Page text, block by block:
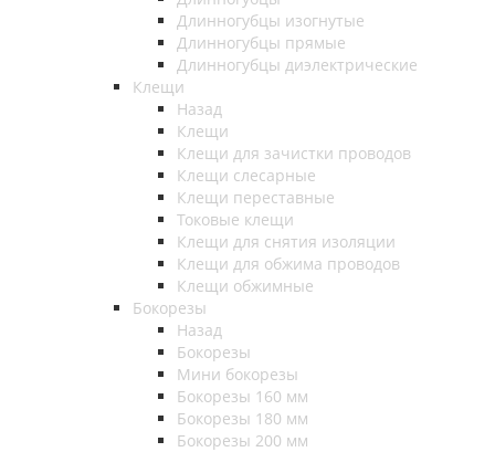
Длинногубцы изогнутые
Длинногубцы прямые
Длинногубцы диэлектрические
Клещи
Назад
Клещи
Клещи для зачистки проводов
Клещи слесарные
Клещи переставные
Токовые клещи
Клещи для снятия изоляции
Клещи для обжима проводов
Клещи обжимные
Бокорезы
Назад
Бокорезы
Мини бокорезы
Бокорезы 160 мм
Бокорезы 180 мм
Бокорезы 200 мм